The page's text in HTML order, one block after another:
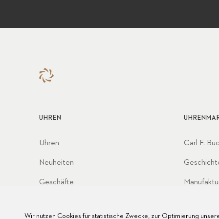
UHREN
Uhren
Neuheiten
Geschäfte
Carl F.
Wir nutzen Cookies für statistische Zwecke, zur Optimierung